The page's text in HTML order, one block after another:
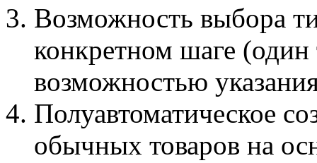
Возможность выбора
конкретном шаге (один
возможностью
Полуавтоматическое
обычных товаров на